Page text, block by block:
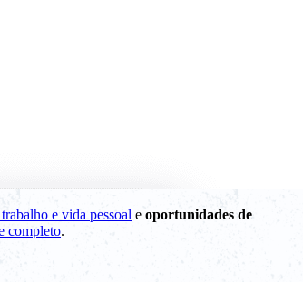
e vida pessoal e oportunidades de
completo.